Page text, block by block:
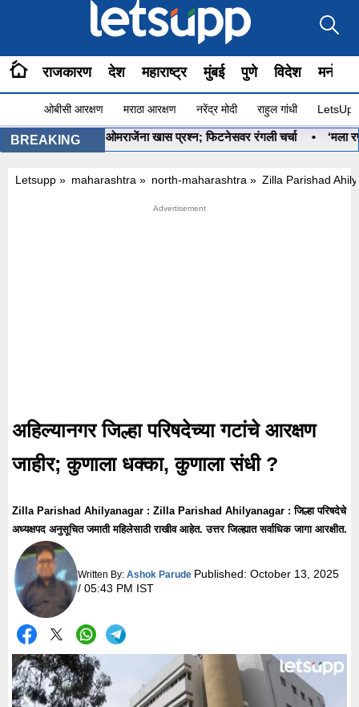
राजकारण देश महाराष्ट्र मुंबई पुणे विदेश
ओबीसी आरक्षण मराठा आरक्षण नरेंद्र मोदी राहुल गांधी
BREAKING
PM मोदींचा ओमराजेंना खास प्रश्न; फिटनेसवर रंगली चर्चा • ‘मला
Letsupp » maharashtra » north-maharashtra » Zilla Parishad
अहिल्यानगर जिल्हा परिषदेच्या गटांचे आरक्षण
जाहीर; कुणाला धक्का, कुणाला संधी ?
Zilla Parishad Ahilyanagar : Zilla Parishad Ahilyanagar : जिल्हा परिषदेचे
अध्यक्षपद अनुसूचित जमाती महिलेसाठी राखीव आहेत. उत्तर जिल्ह्यात सर्वाधिक जागा आरक्षीत.
Written By:Ashok Parude Published:October 13, 2025
/ 05:43 PM IST